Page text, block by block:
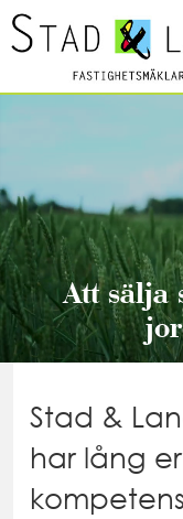
Att sälja
Stad &
har lång